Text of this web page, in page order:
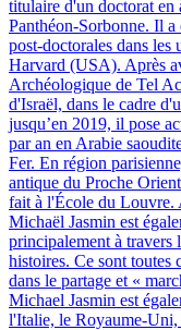
titulaire d'un doctorat en
Panthéon-Sorbonne. Il a
post-doctorales dans
Harvard (USA). Après
Archéologique de Tel
d'Israël, dans le cadre
jusqu’en 2019, il pose
par an en Arabie
Fer. En région
antique du Proche
fait à l'École du Louvre.
Michaël Jasmin est
principalement à travers
histoires. Ce sont toutes
dans le partage et «
Michael Jasmin est
l'Italie, le Royaume-